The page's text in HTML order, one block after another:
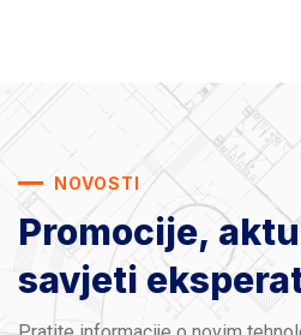
NOVOSTI
Promocije,
savjeti